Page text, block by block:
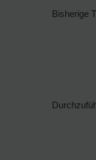
Bisherige